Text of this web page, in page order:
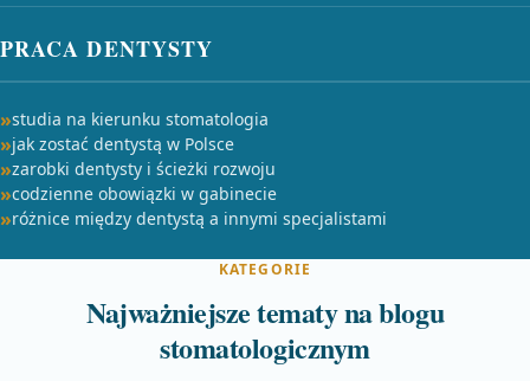
PRACA DENTYSTY
studia na kierunku stomatologia
jak zostać dentystą w Polsce
zarobki dentysty i ścieżki rozwoju
codzienne obowiązki w gabinecie
różnice między dentystą a innymi specjalistami
KATEGORIE
Najważniejsze tematy na blogu
stomatologicznym